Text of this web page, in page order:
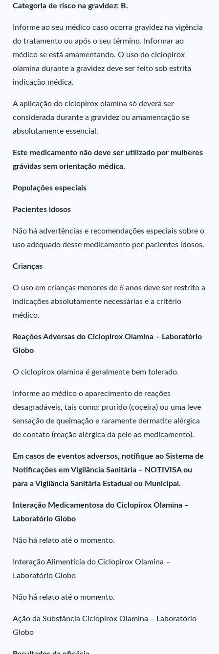
Categoria de risco na gravidez: B.
Informe ao seu médico caso ocorra gravidez na vigência
do tratamento ou após o seu término. Informar ao
médico se está amamentando. O uso do ciclopirox
olamina durante a gravidez deve ser feito sob estrita
indicação médica.
A aplicação do ciclopirox olamina só deverá ser
considerada durante a gravidez ou amamentação se
absolutamente essencial.
Este medicamento não deve ser utilizado por mulheres
grávidas sem orientação médica.
Populações especiais
Pacientes idosos
Não há advertências e recomendações especiais sobre o
uso adequado desse medicamento por pacientes idosos.
Crianças
O uso em crianças menores de 6 anos deve ser restrito a
indicações absolutamente necessárias e a critério
médico.
Reações Adversas do Ciclopirox Olamina – Laboratório
Globo
O ciclopirox olamina é geralmente bem tolerado.
Informe ao médico o aparecimento de reações
desagradáveis, tais como: prurido (coceira) ou uma leve
sensação de queimação e raramente dermatite alérgica
de contato (reação alérgica da pele ao medicamento).
Em casos de eventos adversos, notifique ao Sistema de
Notificações em Vigilância Sanitária – NOTIVISA ou
para a Vigilância Sanitária Estadual ou Municipal.
Interação Medicamentosa do Ciclopirox Olamina –
Laboratório Globo
Não há relato até o momento.
Interação Alimentícia do Ciclopirox Olamina –
Laboratório Globo
Não há relato até o momento.
Ação da Substância Ciclopirox Olamina – Laboratório
Globo